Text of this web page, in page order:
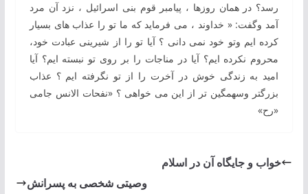
رسد؟ در همان روزها ، پیامبر قوم بنی اسرائیل ، نزد آن مرد
آمد وگفت: « خداوند ، می فرماید كه ما تو را عذاب های بسیار
كرده ایم وتو خود نمی دانی ؟ آیا تو را از شیرینی عبادت خود،
محروم نكرده ایم؟ آیا در مناجات را بر روی تو نبسته ایم؟ آیا
امید به زندگی خوش در آخرت را از تو نگرفته ایم ؟ عذاب
بزرگتر وسهمگین تر از این می خواهی ؟ «نفحات الانس جامی
«رح»
خواب و جایگاه آن در اسلام
وصیتی شخصی به پسرانش